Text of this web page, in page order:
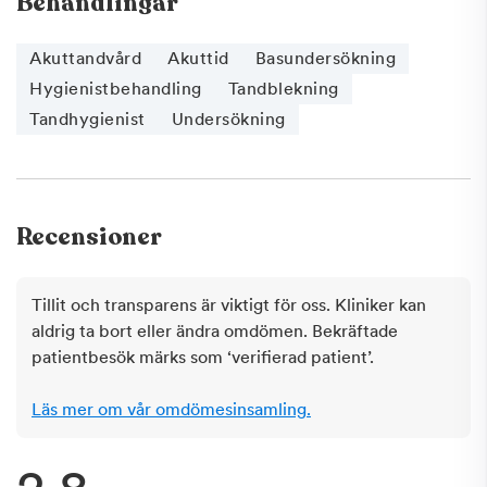
Akuttandvård Akuttid
Basundersökning
Hygienistbehandling
Tandblekning
Tandhygienist
Undersökning
Recensioner
Tillit och transparens är viktigt för oss. Kliniker kan
aldrig ta bort eller ändra omdömen. Bekräftade
patientbesök märks som ‘verifierad patient’.
Läs mer om vår omdömesinsamling.